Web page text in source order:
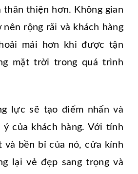
thân thiện hơn. Không gian
rộng rãi và khách hàng
mái hơn khi được tận
mặt trời trong quá trình
lực sẽ tạo điểm nhấn và
của khách hàng. Với tính
và bền bỉ của nó, cửa kính
lại vẻ đẹp sang trọng và